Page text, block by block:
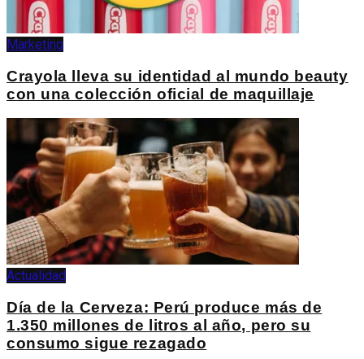
Marketing
Crayola lleva su identidad al mundo beauty
con una colección oficial de maquillaje
Actualidad
Día de la Cerveza: Perú produce más de
1.350 millones de litros al año, pero su
consumo sigue rezagado